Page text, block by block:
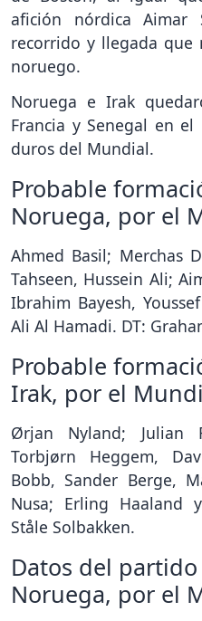
afición nórdica Aimar
recorrido y llegada que
noruego.
Noruega e Irak
Francia y Senegal en
duros del Mundial.
Probable
Noruega, por el
Ahmed Basil; Merchas
Tahseen, Hussein Ali;
Ibrahim Bayesh,
Ali Al Hamadi. DT:
Probable
Irak, por el
Ørjan Nyland; Julian
Torbjørn Heggem,
Bobb, Sander Berge,
Nusa; Erling Haaland
Ståle Solbakken.
Datos del
Noruega, por el